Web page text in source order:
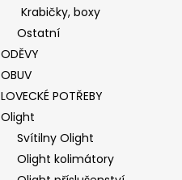
Krabičky, boxy
Ostatní
ODĚVY
OBUV
LOVECKÉ POTŘEBY
Olight
Svítilny Olight
Olight kolimátory